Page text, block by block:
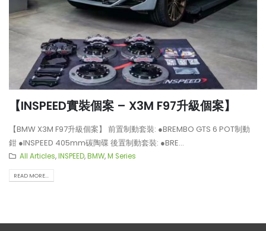
【INSPEED實裝個案 – X3M F97升級個案】
【BMW X3M F97升級個案】 前置制動套裝: ●BREMBO GTS 6 POT制動
鉗 ●INSPEED 405mm碳陶碟 後置制動套裝: ●BRE...
All Articles,INSPEED,BMW,M Series
READ MORE...